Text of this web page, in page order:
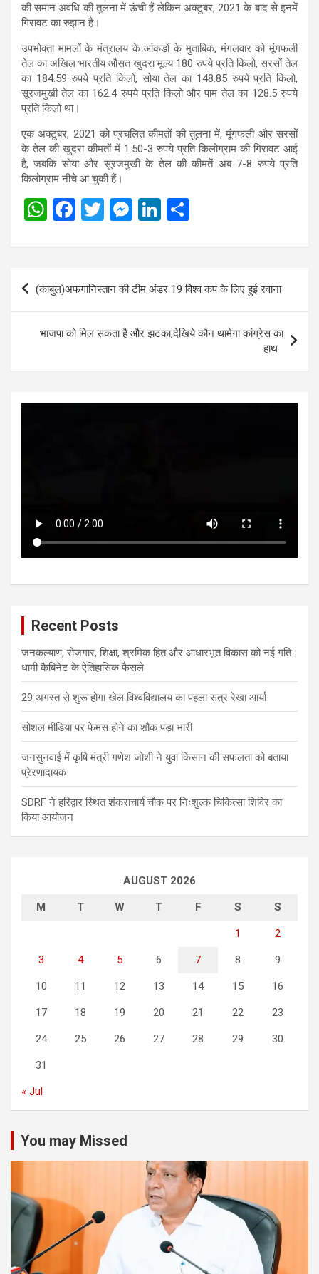
की समान अवधि की तुलना में ऊंची हैं लेकिन अक्टूबर, 2021 के बाद से इनमें
गिरावट का रुझान है।
उपभोक्ता मामलों के मंत्रालय के आंकड़ों के मुताबिक, मंगलवार को मूंगफली
तेल का अखिल भारतीय औसत खुदरा मूल्य 180 रुपये प्रति किलो, सरसों तेल
का 184.59 रुपये प्रति किलो, सोया तेल का 148.85 रुपये प्रति किलो,
सूरजमुखी तेल का 162.4 रुपये प्रति किलो और पाम तेल का 128.5 रुपये
प्रति किलो था।
एक अक्टूबर, 2021 को प्रचलित कीमतों की तुलना में, मूंगफली और सरसों
के तेल की खुदरा कीमतों में 1.50-3 रुपये प्रति किलोग्राम की गिरावट आई
है, जबकि सोया और सूरजमुखी के तेल की कीमतें अब 7-8 रुपये प्रति
किलोग्राम नीचे आ चुकी हैं।
W
at
A
p
p
F
ce
o
o
k
T
tt
M
se
n
g
er
Li
ke
dI
n
ar
e
Post
navigation
(काबुल)अफगानिस्तान की टीम अंडर 19 विश्व कप के लिए हुई रवाना
भाजपा को मिल सकता है और झटका,देखिये कौन थामेगा कांग्रेस का
हाथ
Recent Posts
जनकल्याण, रोजगार, शिक्षा, श्रमिक हित और आधारभूत विकास को नई गति :
धामी कैबिनेट के ऐतिहासिक फैसले
29 अगस्त से शुरू होगा खेल विश्वविद्यालय का पहला सत्र रेखा आर्या
सोशल मीडिया पर फेमस होने का शौक पड़ा भारी
जनसुनवाई में कृषि मंत्री गणेश जोशी ने युवा किसान की सफलता को बताया
प्रेरणादायक
SDRF ने हरिद्वार स्थित शंकराचार्य चौक पर निःशुल्क चिकित्सा शिविर का
किया आयोजन
AUGUST 2026
M T W T F S S
1 2
3 4 5 6 7 8 9
10 11 12 13 14 15 16
17 18 19 20 21 22 23
24 25 26 27 28 29 30
31
« Jul
You may Missed